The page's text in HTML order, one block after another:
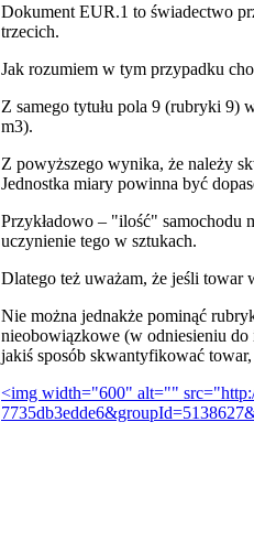
Dokument EUR.1 to świadectwo
trzecich.
Jak rozumiem w tym przypadku
Z samego tytułu pola 9 (rubryki 9)
m3).
Z powyższego wynika, że należy
Jednostka miary powinna być
Przykładowo – "ilość" samochodu
uczynienie tego w sztukach.
Dlatego też uważam, że jeśli towar
Nie można jednakże pominąć
nieobowiązkowe (w odniesieniu do
jakiś sposób skwantyfikować
<img width="600" alt=""